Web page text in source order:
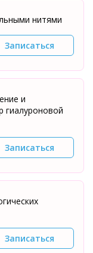
нитями
Записаться
и
гиалуроновой
Записаться
Записаться